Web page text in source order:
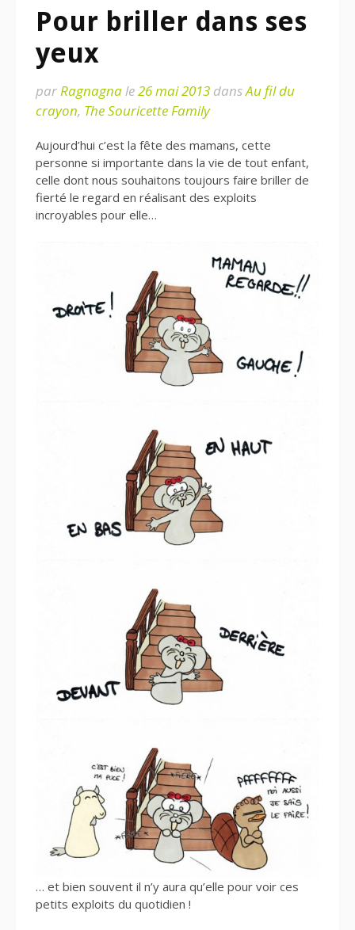
Pour briller dans ses
yeux
parRagnagnale26 mai 2013 dansAu fil du
crayon, The Souricette Family
Aujourd’hui c’est la fête des mamans, cette
personne si importante dans la vie de tout enfant,
celle dont nous souhaitons toujours faire briller de
fierté le regard en réalisant des exploits
incroyables pour elle…
… et bien souvent il n’y aura qu’elle pour voir ces
petits exploits du quotidien !